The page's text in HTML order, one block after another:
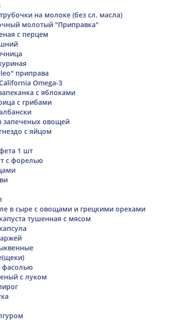
на молоке (без сл. масла)
молотый "Приправка"
с перцем
приправа
Omega-3
с яблоками
с грибами
запеченых овощей
с яйцом
1 шт
с форелью
в сыре с овощами и грецкими орехами
тушенная с мясом
фасолью
с луком